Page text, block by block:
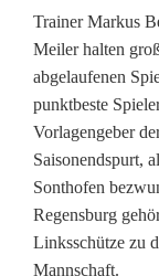
B
l
u
e
D
e
v
Trainer Markus
Meiler halten
abgelaufenen
punktbeste
Vorlagengeber
Saisonendspurt,
Sonthofen
Regensburg
Linksschütze zu
Mannschaft.